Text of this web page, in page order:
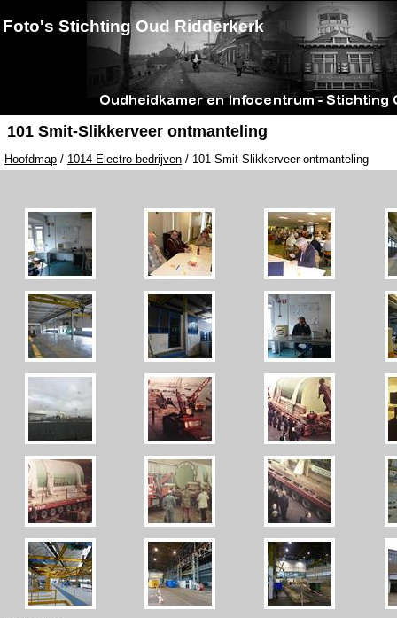
Foto's Stichting Oud Ridderkerk
101 Smit-Slikkerveer ontmanteling
Hoofdmap / 1014 Electro bedrijven / 101 Smit-Slikkerveer ontmanteling